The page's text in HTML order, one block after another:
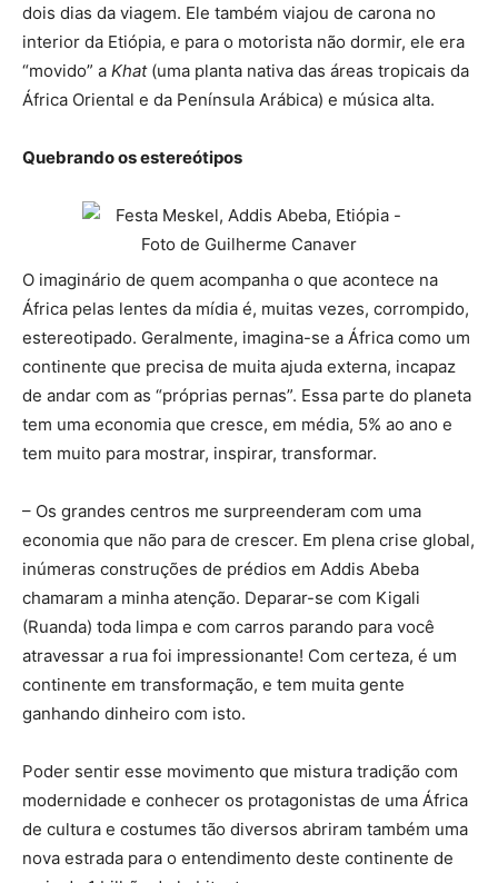
dois dias da viagem. Ele também viajou de carona no
interior da Etiópia, e para o motorista não dormir, ele era
“movido” a Khat (uma planta nativa das áreas tropicais da
África Oriental e da Península Arábica) e música alta.
Quebrando os estereótipos
O imaginário de quem acompanha o que acontece na
África pelas lentes da mídia é, muitas vezes, corrompido,
estereotipado. Geralmente, imagina-se a África como um
continente que precisa de muita ajuda externa, incapaz
de andar com as “próprias pernas”. Essa parte do planeta
tem uma economia que cresce, em média, 5% ao ano e
tem muito para mostrar, inspirar, transformar.
– Os grandes centros me surpreenderam com uma
economia que não para de crescer. Em plena crise global,
inúmeras construções de prédios em Addis Abeba
chamaram a minha atenção. Deparar-se com Kigali
(Ruanda) toda limpa e com carros parando para você
atravessar a rua foi impressionante! Com certeza, é um
continente em transformação, e tem muita gente
ganhando dinheiro com isto.
Poder sentir esse movimento que mistura tradição com
modernidade e conhecer os protagonistas de uma África
de cultura e costumes tão diversos abriram também uma
nova estrada para o entendimento deste continente de